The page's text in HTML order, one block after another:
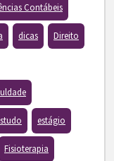
Contábeis
dicas Direito
estágio
Fisioterapia